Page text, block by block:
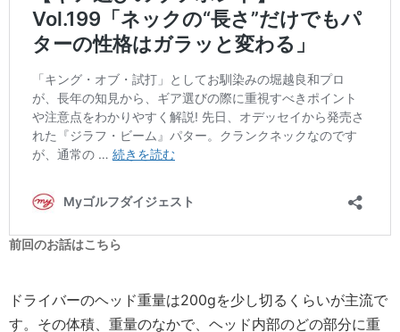
前回のお話はこちら
ドライバーのヘッド重量は200ɡを少し切るくらいが主流で
す。その体積、重量のなかで、ヘッド内部のどの部分に重